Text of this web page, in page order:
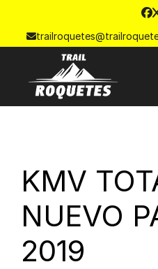
KMV
NUEVO
2019